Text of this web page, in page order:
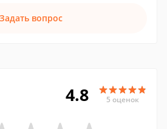
Задать вопрос
4.8 5 оценок